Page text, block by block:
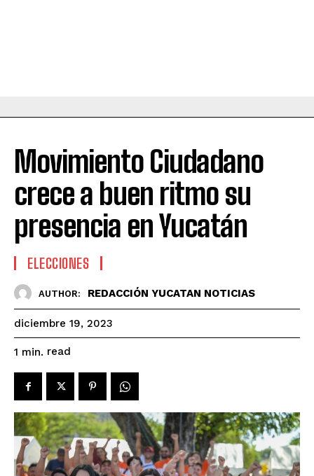
Movimiento Ciudadano
crece a buen ritmo su
presencia en Yucatán
ELECCIONES
AUTHOR: REDACCIÓN YUCATAN NOTICIAS
diciembre 19, 2023
1 min. read